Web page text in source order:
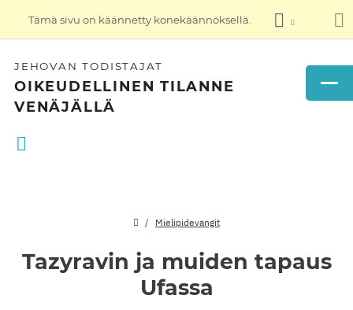
Tämä sivu on käännetty konekäännöksellä.
JEHOVAN TODISTAJAT
OIKEUDELLINEN TILANNE
VENÄJÄLLÄ
Mielipidevangit
Tazyravin ja muiden tapaus
Ufassa